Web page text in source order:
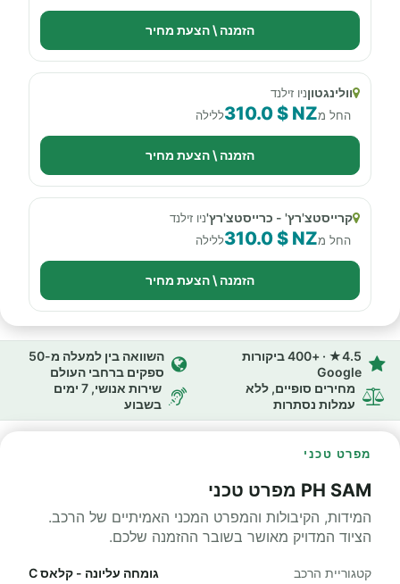
הזמנה \ הצעת מחיר
וולינגטוןניו זילנד
החל מ310.0 $ NZללילה
הזמנה \ הצעת מחיר
קרייסטצ'רץ' - כרייסטצ'רץ'ניו זילנד
החל מ310.0 $ NZללילה
הזמנה \ הצעת מחיר
4.5★ · +400 ביקורות
Google
השוואה בין למעלה מ-50
ספקים ברחבי העולם
מחירים סופיים, ללא
עמלות נסתרות
שירות אנושי, 7 ימים
בשבוע
מפרט טכני
PH SAM מפרט טכני
המידות, הקיבולות והמפרט המכני האמיתיים של הרכב.
הציוד המדויק מאושר בשובר ההזמנה שלכם.
קטגוריית הרכב גומחה עליונה - קלאס C